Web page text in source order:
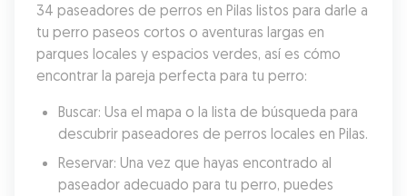
34 paseadores de perros en Pilas listos para darle a
tu perro paseos cortos o aventuras largas en
parques locales y espacios verdes, así es cómo
encontrar la pareja perfecta para tu perro:
Buscar: Usa el mapa o la lista de búsqueda para
descubrir paseadores de perros locales en Pilas.
Reservar: Una vez que hayas encontrado al
paseador adecuado para tu perro, puedes